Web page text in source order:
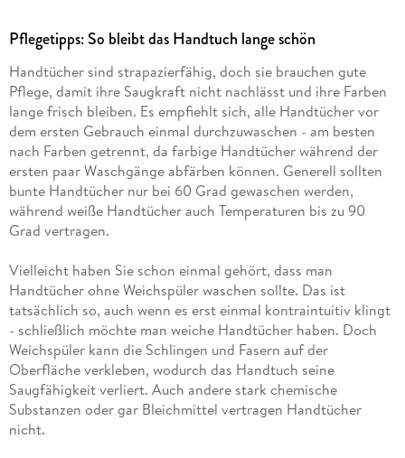
Pflegetipps: So bleibt das Handtuch lange schön
Handtücher sind strapazierfähig, doch sie brauchen gute
Pflege, damit ihre Saugkraft nicht nachlässt und ihre Farben
lange frisch bleiben. Es empfiehlt sich, alle Handtücher vor
dem ersten Gebrauch einmal durchzuwaschen - am besten
nach Farben getrennt, da farbige Handtücher während der
ersten paar Waschgänge abfärben können. Generell sollten
bunte Handtücher nur bei 60 Grad gewaschen werden,
während weiße Handtücher auch Temperaturen bis zu 90
Grad vertragen.
Vielleicht haben Sie schon einmal gehört, dass man
Handtücher ohne Weichspüler waschen sollte. Das ist
tatsächlich so, auch wenn es erst einmal kontraintuitiv klingt
- schließlich möchte man weiche Handtücher haben. Doch
Weichspüler kann die Schlingen und Fasern auf der
Oberfläche verkleben, wodurch das Handtuch seine
Saugfähigkeit verliert. Auch andere stark chemische
Substanzen oder gar Bleichmittel vertragen Handtücher
nicht.